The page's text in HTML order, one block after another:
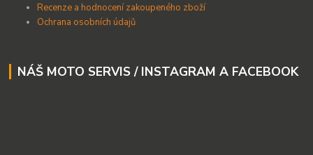
Recenze a hodnocení zakoupeného zboží
Ochrana osobních údajů
NÁŠ MOTO SERVIS / INSTAGRAM A FACEBOOK